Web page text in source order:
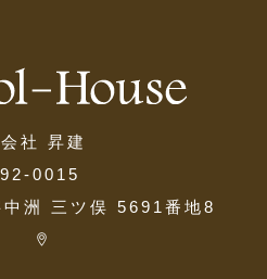
社 昇建
0015
洲 三ツ俣 5691番地8